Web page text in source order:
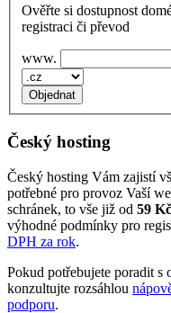
Ověřte si dostupnost
registraci či převod
www.
Český hosting
Český hosting Vám zajistí
potřebné pro provoz Vaší
schránek, to vše již od 59
výhodné podmínky pro
DPH za rok.
Pokud potřebujete poradit s
konzultujte rozsáhlou
podporu.